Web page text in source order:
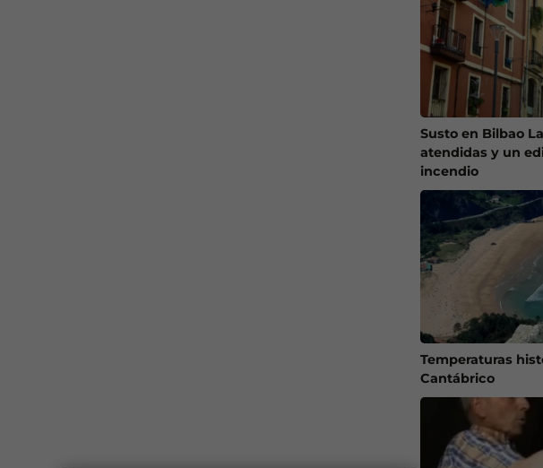
Susto en Bilbao
atendidas y un
incendio
Temperaturas
Cantábrico